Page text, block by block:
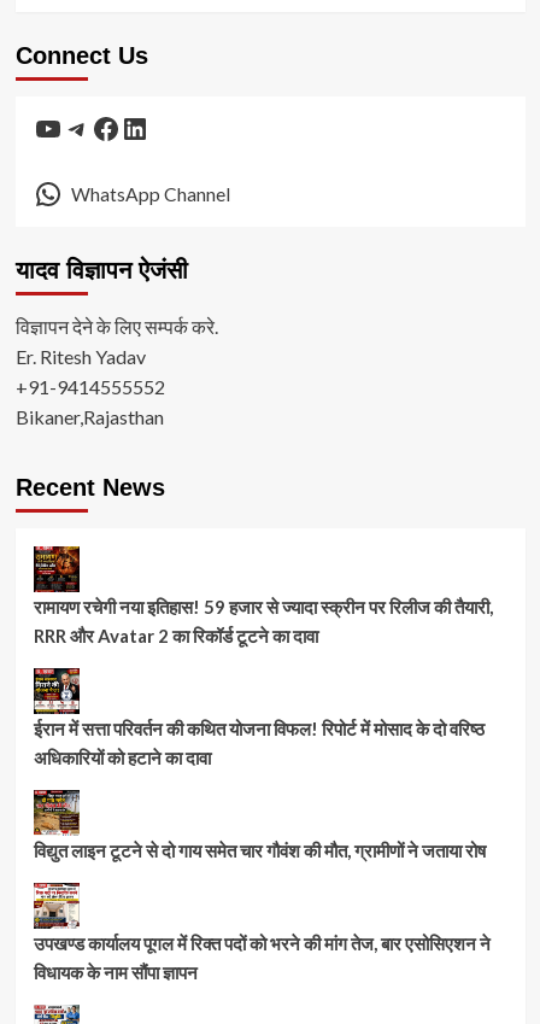
Connect Us
YouTube
Telegram
Facebook
LinkedIn
WhatsApp Channel
यादव विज्ञापन ऐजंसी
विज्ञापन देने के लिए सम्पर्क करे.
Er. Ritesh Yadav
+91-9414555552
Bikaner,Rajasthan
Recent News
रामायण रचेगी नया इतिहास! 59 हजार से ज्यादा स्क्रीन पर रिलीज की तैयारी,
RRR और Avatar 2 का रिकॉर्ड टूटने का दावा
ईरान में सत्ता परिवर्तन की कथित योजना विफल! रिपोर्ट में मोसाद के दो वरिष्ठ
अधिकारियों को हटाने का दावा
विद्युत लाइन टूटने से दो गाय समेत चार गौवंश की मौत, ग्रामीणों ने जताया रोष
उपखण्ड कार्यालय पूगल में रिक्त पदों को भरने की मांग तेज, बार एसोसिएशन ने
विधायक के नाम सौंपा ज्ञापन